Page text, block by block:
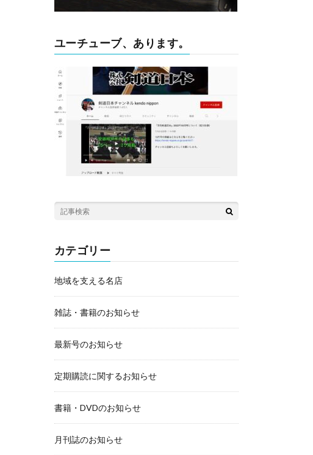
ユーチューブ、あります。
カテゴリー
地域を支える名店
雑誌・書籍のお知らせ
最新号のお知らせ
定期購読に関するお知らせ
書籍・DVDのお知らせ
月刊誌のお知らせ